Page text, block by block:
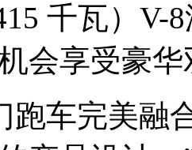
千瓦）V-
会享受豪
跑车完美融